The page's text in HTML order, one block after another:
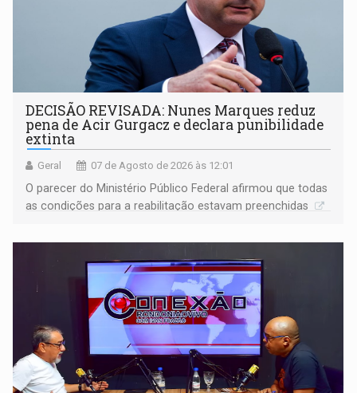
DECISÃO REVISADA: Nunes Marques reduz
pena de Acir Gurgacz e declara punibilidade
extinta
Geral 07 de Agosto de 2026 às 12:01
O parecer do Ministério Público Federal afirmou que todas
as condições para a reabilitação estavam preenchidas